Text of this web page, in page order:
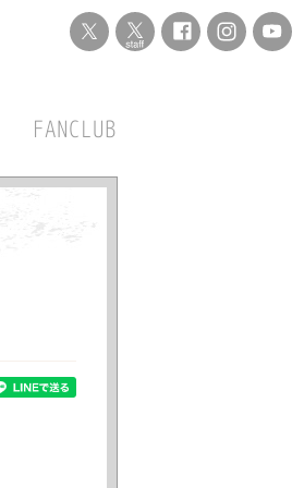
FANCLUB